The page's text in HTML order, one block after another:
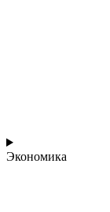
Экономика